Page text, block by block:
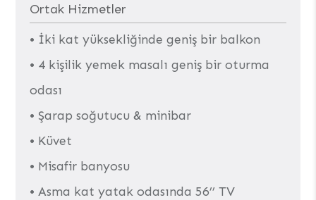
Ortak Hizmetler
• İki kat yüksekliğinde geniş bir balkon
• 4 kişilik yemek masalı geniş bir oturma
odası
• Şarap soğutucu & minibar
• Küvet
• Misafir banyosu
• Asma kat yatak odasında 56’’ TV